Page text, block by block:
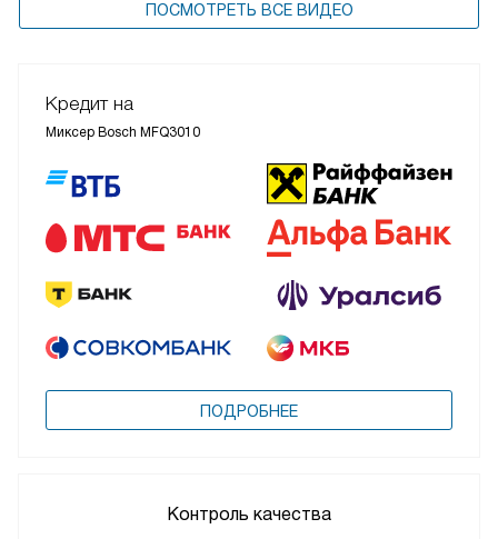
ПОСМОТРЕТЬ ВСЕ ВИДЕО
Кредит на
Миксер Bosch MFQ3010
ПОДРОБНЕЕ
Контроль качества